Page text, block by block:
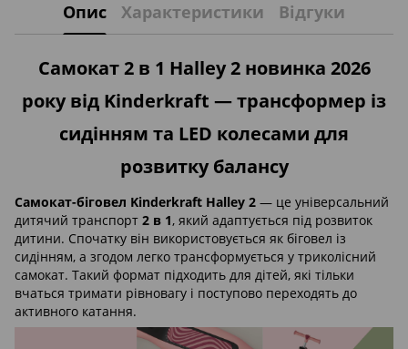
Опис Характеристики Відгуки
Самокат 2 в 1 Halley 2 новинка 2026
року від Kinderkraft — трансформер із
сидінням та LED колесами для
розвитку балансу
Самокат-біговел Kinderkraft Halley 2 — це універсальний
дитячий транспорт 2 в 1, який адаптується під розвиток
дитини. Спочатку він використовується як біговел із
сидінням, а згодом легко трансформується у триколісний
самокат. Такий формат підходить для дітей, які тільки
вчаться тримати рівновагу і поступово переходять до
активного катання.